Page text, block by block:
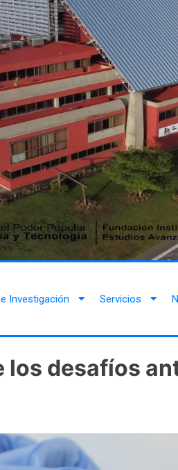
Investigación Servicios
desafíos